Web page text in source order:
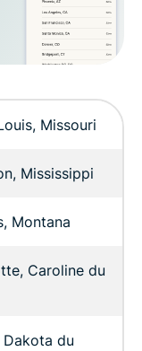
Missouri
Mississippi
Montana
Caroline du
Dakota du